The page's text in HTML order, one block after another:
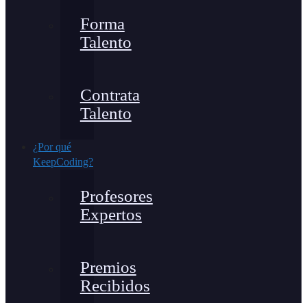
Forma
Talento
Contrata
Talento
¿Por qué
KeepCoding?
Profesores
Expertos
Premios
Recibidos